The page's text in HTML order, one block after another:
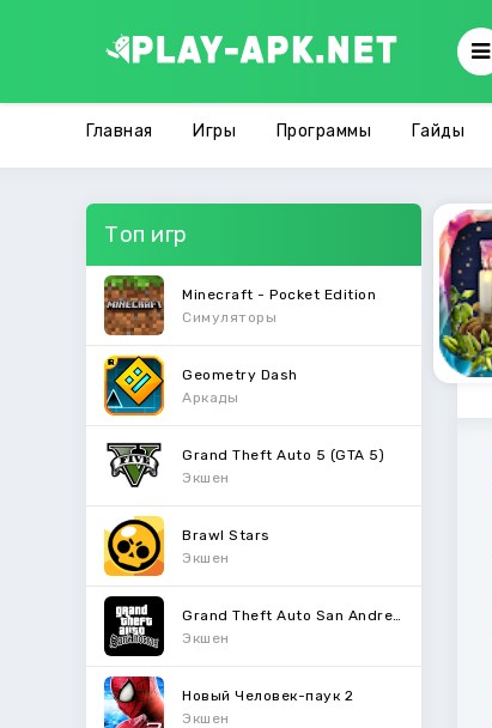
Главная Игры Программы Гайды
Топ игр
Minecraft - Pocket Edition
Симуляторы
Geometry Dash
Аркады
Grand Theft Auto 5 (GTA 5)
Экшен
Brawl Stars
Экшен
Экшен
Новый Человек-паук 2
Экшен